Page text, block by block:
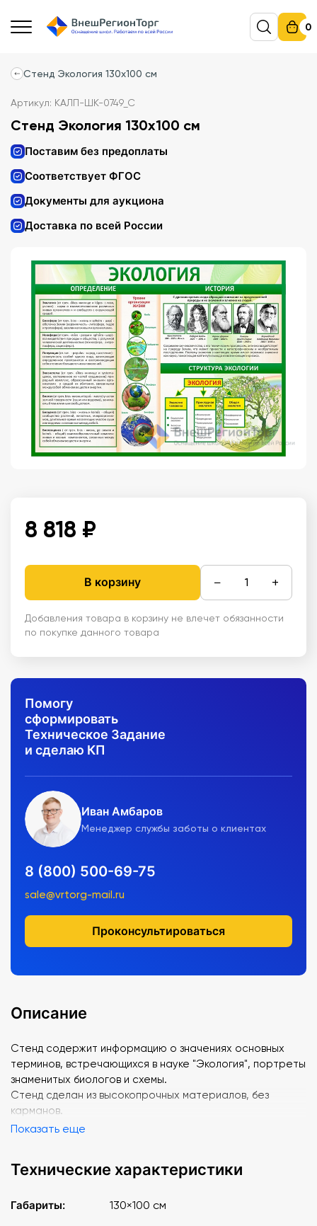
0
Стенд Экология 130х100 см
Артикул: КАЛП-ШК-0749_С
Стенд Экология 130х100 см
Поставим без предоплаты
Соответствует ФГОС
Документы для аукциона
Доставка по всей России
8 818 ₽
В корзину − +
Добавления товара в корзину не влечет обязанности
по покупке данного товара
Помогу
сформировать
Техническое Задание
и сделаю КП
Иван Амбаров
Менеджер службы заботы о клиентах
8 (800) 500-69-75
sale@vrtorg-mail.ru
Проконсультироваться
Описание
Стенд содержит информацию о значениях основных
терминов, встречающихся в науке "Экология", портреты
знаменитых биологов и схемы.
Стенд сделан из высокопрочных материалов, без
карманов.
Показать еще
Технические характеристики
Габариты: 130×100 см